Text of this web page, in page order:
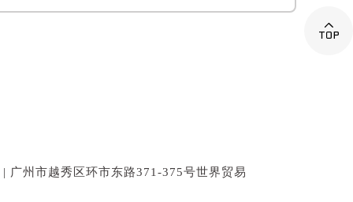
广州市越秀区环市东路371-375号世界贸易
